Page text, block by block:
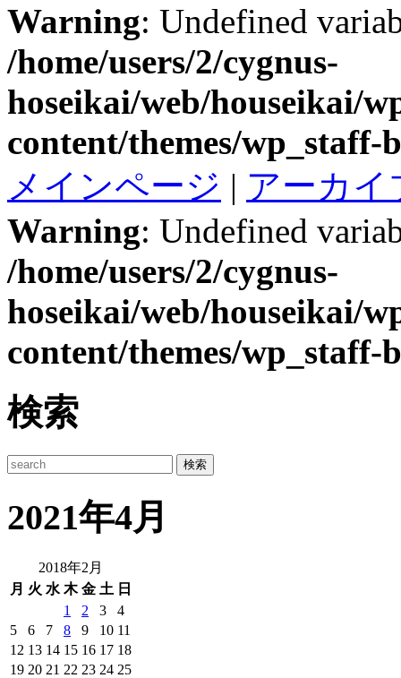
Warning: Undefined
/home/users/2/cygnus-
hoseikai/web/houseikai/
content/themes/wp_staff-
メインページ | アーカイ
Warning: Undefined
/home/users/2/cygnus-
hoseikai/web/houseikai/
content/themes/wp_staff-
検索
2021年4月
2018年2月
月 火 水 木 金 土 日
1
2 3
4
5
6 7 8 9 10 11
12 13 14 15 16 17 18
19 20 21 22 23 24 25